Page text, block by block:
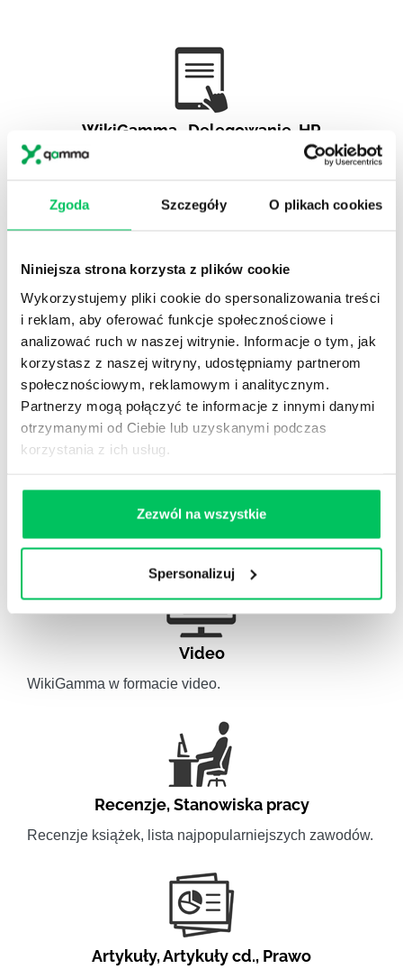
Zgoda Szczegóły O plikach cookies
Niniejsza strona korzysta z plików cookie
Wykorzystujemy pliki cookie do spersonalizowania treści
i reklam, aby oferować funkcje społecznościowe i
analizować ruch w naszej witrynie. Informacje o tym, jak
korzystasz z naszej witryny, udostępniamy partnerom
społecznościowym, reklamowym i analitycznym.
Partnerzy mogą połączyć te informacje z innymi danymi
otrzymanymi od Ciebie lub uzyskanymi podczas
korzystania z ich usług.
Zezwól na wszystkie
Spersonalizuj
WikiGamma Delegowanie HR
Autorskie raporty, wartościowy know-how, pigułki
Gamma Q&A
Odpowiedzi na często pojawiające się pytania z
Video
WikiGamma w formacie video.
Recenzje,Stanowiska pracy
Recenzje książek, lista najpopularniejszych zawodów.
Artykuły,Artykuły cd., Prawo